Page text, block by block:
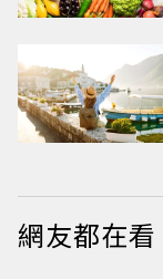
網友都在看